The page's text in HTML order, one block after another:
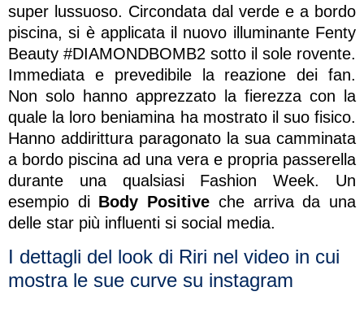
super lussuoso. Circondata dal verde e a bordo
piscina, si è applicata il nuovo illuminante Fenty
Beauty #DIAMONDBOMB2 sotto il sole rovente.
Immediata e prevedibile la reazione dei fan.
Non solo hanno apprezzato la fierezza con la
quale la loro beniamina ha mostrato il suo fisico.
Hanno addirittura paragonato la sua camminata
a bordo piscina ad una vera e propria passerella
durante una qualsiasi Fashion Week. Un
esempio di Body Positive che arriva da una
delle star più influenti si social media.
I dettagli del look di Riri nel video in cui
mostra le sue curve su instagram